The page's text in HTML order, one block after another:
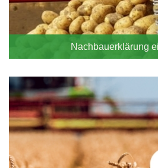
Nachbauerklärung